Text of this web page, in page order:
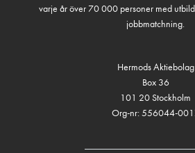
varje år över 70 000 personer med
jobbmatchning.
Hermods Aktiebolag
Box 36
101 20 Stockholm
Org-nr: 556044-